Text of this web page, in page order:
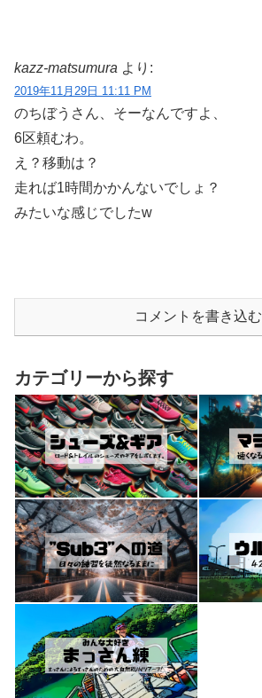
kazz-matsumura より:
2019年11月29日 11:11 PM
のちぼうさん、そーなんですよ、
6区頼むわ。
え？移動は？
走れば1時間かかんないでしょ？
みたいな感じでしたw
コメントを書き込む
カテゴリーから探す